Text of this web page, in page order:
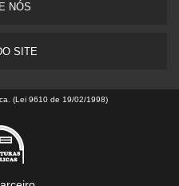
NÓS
SITE
(Lei 9610 de 19/02/1998)